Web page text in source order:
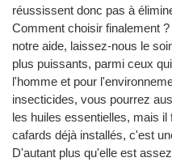
réussissent donc pas à
Comment choisir finalement
notre aide, laissez-nous le
plus puissants, parmi ceux
l'homme et pour
insecticides, vous pourrez
les huiles essentielles, mais
cafards déjà installés, c'est
D'autant plus qu'elle est